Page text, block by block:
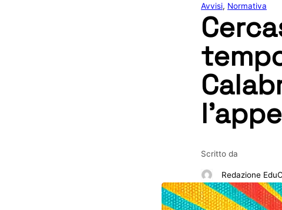
Scritto da
Redazione
Avvisi, Normativa